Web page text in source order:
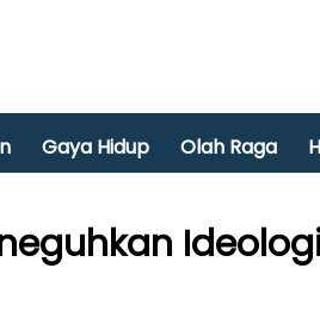
Gaya Hidup Olah Raga